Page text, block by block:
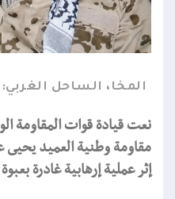
المخا، الساحل الغربي:
نعت قيادة قوات المقاومة
مقاومة وطنية العميد
إثر عملية إرهابية غادرة